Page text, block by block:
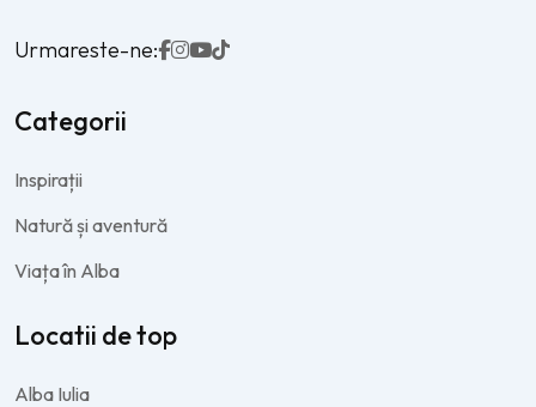
Urmareste-ne:
Categorii
Inspirații
Natură și aventură
Viața în Alba
Locatii de top
Alba Iulia